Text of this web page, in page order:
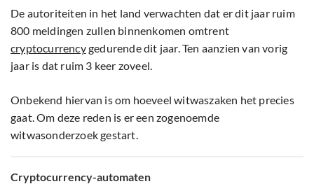
De autoriteiten in het land verwachten dat er dit jaar ruim
800 meldingen zullen binnenkomen omtrent
cryptocurrencygedurende dit jaar. Ten aanzien van vorig
jaar is dat ruim 3 keer zoveel.
Onbekend hiervan is om hoeveel witwaszaken het precies
gaat. Om deze reden is er een zogenoemde
witwasonderzoek gestart.
Cryptocurrency-automaten